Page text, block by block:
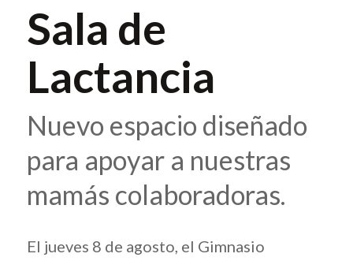
Sala de
Lactancia
Nuevo espacio diseñado
para apoyar a nuestras
mamás colaboradoras.
El jueves 8 de agosto, el Gimnasio